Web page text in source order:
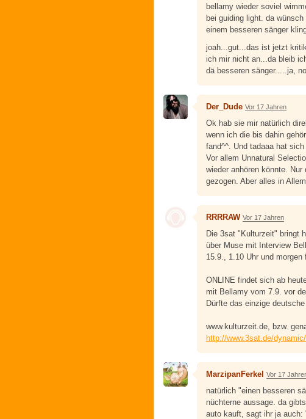
bellamy wieder soviel
bei guiding light. da
einem besseren sänger
joah...gut...das ist jetzt
ich mir nicht an...da bleib
dä besseren sänger.....ja,
Der_Dude Vor 17 Jahren
Ok hab sie mir natürlich
wenn ich die bis dahin
fand^^. Und tadaaa hat sich
Vor allem Unnatural
wieder anhören könnte.
gezogen. Aber alles in
RRRRAW Vor 17 Jahren
Die 3sat "Kulturzeit" bringt
über Muse mit Interview
15.9., 1.10 Uhr und morgen
ONLINE findet sich ab
mit Bellamy vom 7.9. vor
Dürfte das einzige
www.kulturzeit.de, bzw.
http://www.3sat.de/
MarzipanFerkel Vor 17
natürlich "einen besseren
nüchterne aussage. da
auto kauft, sagt ihr ja auch: